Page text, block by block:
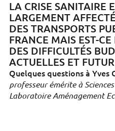
LA CRISE SANITAIRE
LARGEMENT
DES TRANSPORTS
FRANCE MAIS EST-
DES DIFFICULTÉS
ACTUELLES ET
Quelques questions à Yves
professeur émérite à
Laboratoire Aménagement